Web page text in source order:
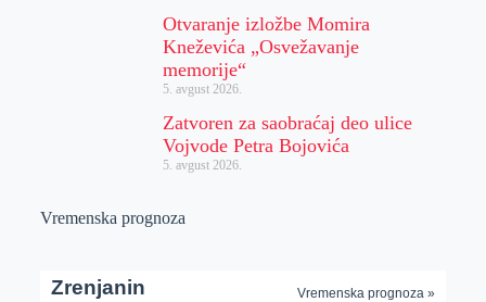
Otvaranje izložbe Momira
Kneževića „Osvežavanje
memorije“
5. avgust 2026.
Zatvoren za saobraćaj deo ulice
Vojvode Petra Bojovića
5. avgust 2026.
Vremenska prognoza